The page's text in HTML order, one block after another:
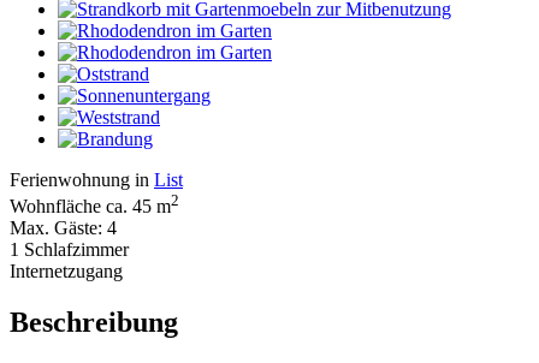
Ferienwohnung in List
Wohnfläche ca. 45 m2
Max. Gäste: 4
1 Schlafzimmer
Internetzugang
Beschreibung